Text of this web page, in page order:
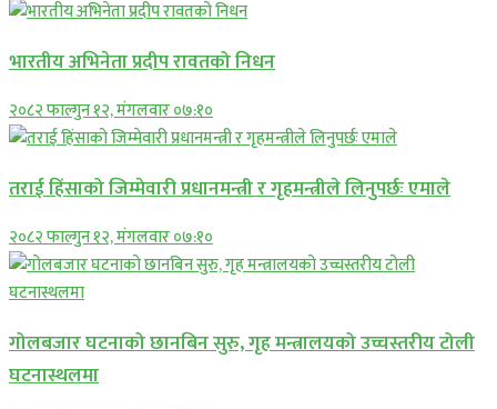
भारतीय अभिनेता प्रदीप रावतको निधन
२०८२ फाल्गुन १२, मंगलवार ०७:१०
तराई हिंसाको जिम्मेवारी प्रधानमन्त्री र गृहमन्त्रीले लिनुपर्छः एमाले
२०८२ फाल्गुन १२, मंगलवार ०७:१०
गोलबजार घटनाको छानबिन सुरु, गृह मन्त्रालयको उच्चस्तरीय टोली
घटनास्थलमा